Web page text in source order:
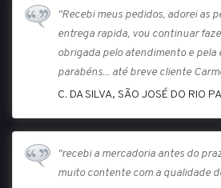
"Recebi meus pedidos, adorei as
entrega rapida, vou continuar
obrigada pelo atendimento e pela
parabéns... até breve cliente
C. DA SILVA, SÃO JOSÉ DO RIO
"recebi a mercadoria antes do
muito contente com a qualidade